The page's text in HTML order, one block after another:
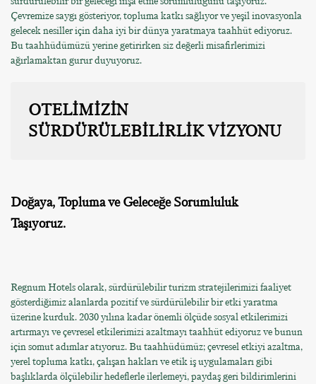
Çevremize saygı gösteriyor, topluma katkı sağlıyor ve yeşil inovasyonla
gelecek nesiller için daha iyi bir dünya yaratmaya taahhüt ediyoruz.
Bu taahhüdümüzü yerine getirirken siz değerli misafirlerimizi
ağırlamaktan gurur duyuyoruz.
OTELİMİZİN
SÜRDÜRÜLEBİLİRLİK VİZYONU
Doğaya, Topluma ve Geleceğe Sorumluluk
Taşıyoruz.
Regnum Hotels olarak, sürdürülebilir turizm stratejilerimizi faaliyet
gösterdiğimiz alanlarda pozitif ve sürdürülebilir bir etki yaratma
üzerine kurduk. 2030 yılına kadar önemli ölçüde sosyal etkilerimizi
artırmayı ve çevresel etkilerimizi azaltmayı taahhüt ediyoruz ve bunun
için somut adımlar atıyoruz. Bu taahhüdümüz; çevresel etkiyi azaltma,
yerel topluma katkı, çalışan hakları ve etik iş uygulamaları gibi
başlıklarda ölçülebilir hedeflerle ilerlemeyi, paydaş geri bildirimlerini